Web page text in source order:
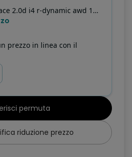
Elettrica (apertura /chiusura)
i Passeggeri Posteriori
2.0d i4 r-dynamic awd 150cv auto my19
prezzo in linea con il
permuta
riduzione prezzo